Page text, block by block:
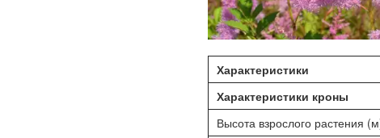
Характеристики
Характеристики кроны
Высота взрослого растения